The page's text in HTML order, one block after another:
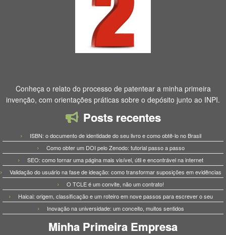
Conheça o relato do processo de patentear a minha primeira
invenção, com orientações práticas sobre o depósito junto ao INPI.
Posts recentes
ISBN: o documento de identidade do seu livro e como obtê-lo no Brasil
Como obter um DOI pelo Zenodo: tutorial passo a passo
SEO: como tornar uma página mais visível, útil e encontrável na internet
Validação do usuário na fase de ideação: como transformar suposições em evidências
O TCLE é um convite, não um contrato!
Haicai: origem, classificação e um roteiro em nove passos para escrever o seu
Inovação na universidade: um conceito, muitos sentidos
Minha Primeira Empresa